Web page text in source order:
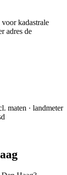
kadastrale
adres de
maten · landmeter